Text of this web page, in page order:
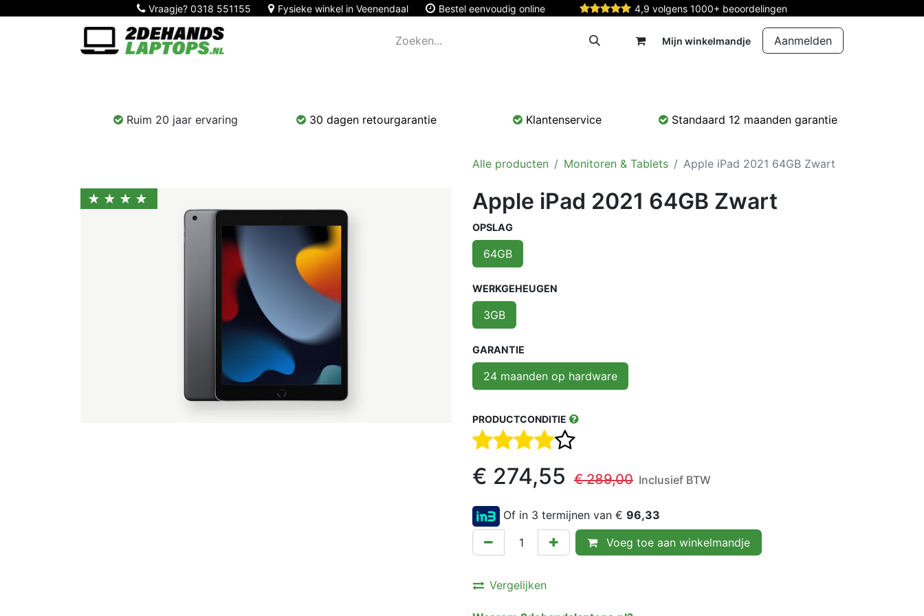
Vraagje? 0318 551155 Fysieke winkel in Veenendaal Bestel eenvoudig online 4,9 volgens 1000+ beoordelingen
Mijn winkelmandje Aanmelden
Ruim 20 jaar ervaring 30 dagen retourgarantie Klantenservice Standaard 12 maanden garantie
Alle producten Monitoren & Tablets Apple iPad 2021 64GB Zwart
★★★★ Apple iPad 2021 64GB Zwart
OPSLAG
64GB
WERKGEHEUGEN
3GB
GARANTIE
24 maanden op hardware
PRODUCTCONDITIE
€ 274,55 €289,00 Inclusief BTW
Of in 3 termijnen van € 96,33
Voeg toe aan winkelmandje
Vergelijken